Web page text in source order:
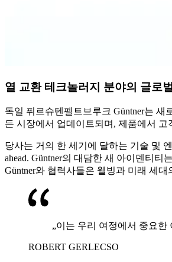
열 교환 테크놀러지 분야의 글로
독일 퓌르슈텐펠트브루크 Güntner는
든 시장에서 업데이트되며, 제품에서
당사는 거의 한 세기에 달하는 기술 및
ahead. Güntner의 대담한 새 아이덴티
Güntner와 협력사들은 웰빙과 미래 세
„이는 우리 여정에서 중요한
ROBERT GERLECSO